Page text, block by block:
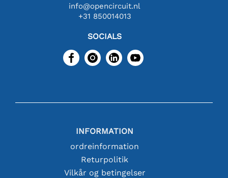
info@opencircuit.nl
+31 850014013
SOCIALS
INFORMATION
ordreinformation
Returpolitik
Vilkår og betingelser